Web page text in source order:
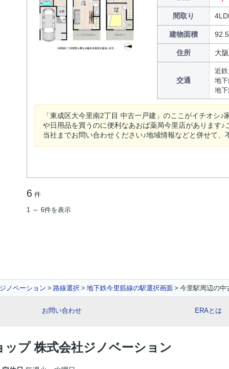
間取り
建物面積
住所 大
交通
近
地
地
「東成区大今里南2丁目 中古一戸建」のここがイチオシ
や日用品を買うのに便利なあおば薬局今里店があります
当社までお問い合わせください♪地域情報などと併せて
6 件
1 ～ 6件を表示
ノベーション 路線選択 地下鉄今里筋線の駅選択画面 今里駅周辺の中
お問い合わせ ERAとは
ップ 株式会社ジノベーション